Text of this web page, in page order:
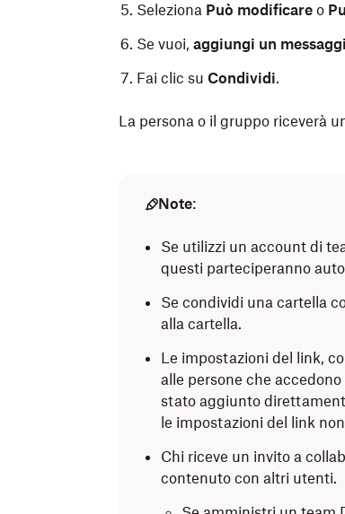
Seleziona Può modificare o
Se vuoi, aggiungi un
Fai clic su Condividi.
La persona o il gruppo riceverà
Fai clic con il pulsante destro
Fai clic su Aggiungi persone.
Digita l’indirizzo email, il
condividere il file o cartella e
Nota:puoi invitare tutte le
SelezionaPuò modificareo
Aggiungi una nota,se lo
Fai clic suCondividi.
La persona o il gruppo riceverà
Tocca
Condividi
.
Tocca
Cerca
Tocca sotto aInvia a
persone) con cui vuoi
Tocca per selezionarli dai
Nota:puoi invitare tutte le
Tocca per selezionarePuò
visualizzare(visualizzare e
Note:
Se utilizzi un account di
questi parteciperanno
Se condividi una cartella
alla cartella.
Le impostazioni del link,
alle persone che
stato aggiunto
le impostazioni del link
Chi riceve un invito a
contenuto con altri utenti.